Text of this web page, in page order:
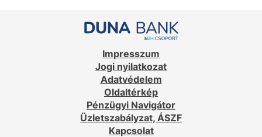
Impresszum
Jogi nyilatkozat
Adatvédelem
Oldaltérkép
Pénzügyi Navigátor
Üzletszabályzat, ÁSZF
Kapcsolat